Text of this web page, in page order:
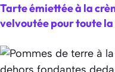
Tarte émiettée à la
velvoutée pour toute